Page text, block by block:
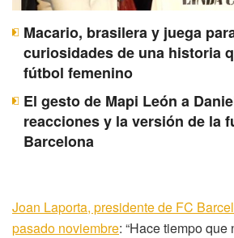
Macario, brasilera y juega
curiosidades de una historia
fútbol femenino
El gesto de Mapi León a
reacciones y la versión de la
Barcelona
Joan Laporta, presidente de FC
pasado noviembre: “Hace tiempo